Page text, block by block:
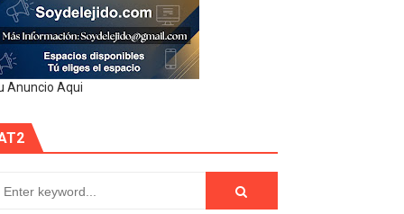
Anuncio Aqui